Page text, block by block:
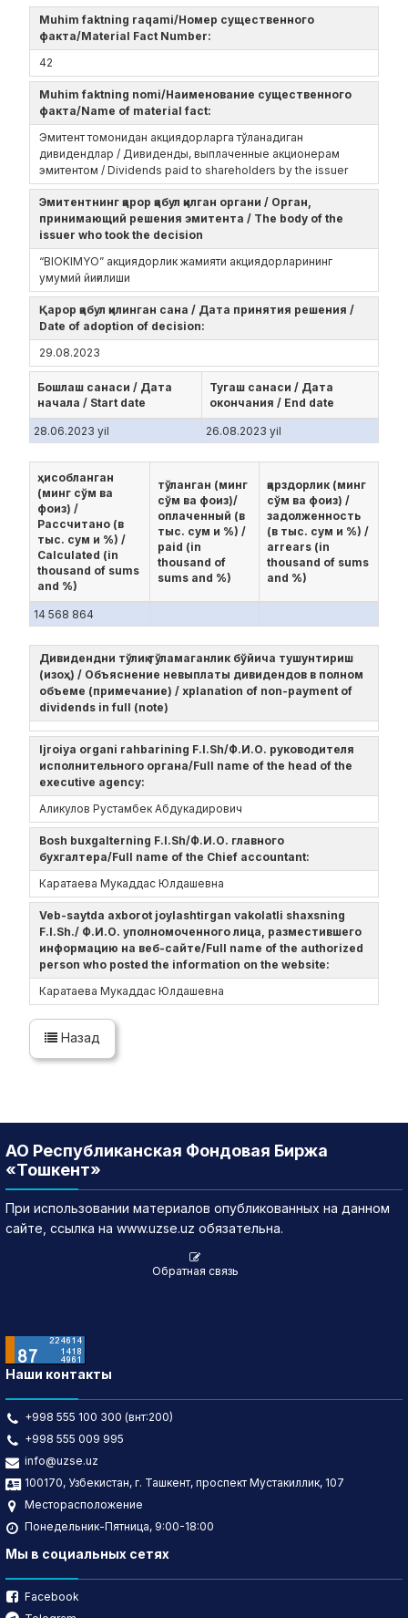
Muhim faktning raqami/Номер существенного
факта/Material Fact Number:
42
Muhim faktning nomi/Наименование существенного
факта/Name of material fact:
Эмитент томонидан акциядорларга тўланадиган
дивидендлар / Дивиденды, выплаченные акционерам
эмитентом / Dividends paid to shareholders by the issuer
Эмитентнинг қарор қабул қилган органи / Орган,
принимающий решения эмитента / The body of the
issuer who took the decision
“BIOKIMYO” акциядорлик жамияти акциядорларининг
умумий йиғилиши
Қарор қабул қилинган сана / Дата принятия решения /
Date of adoption of decision:
29.08.2023
Бошлаш санаси / Дата
начала / Start date
Тугаш санаси / Дата
окончания / End date
28.06.2023 yil 26.08.2023 yil
ҳисобланган
(минг сўм ва
фоиз) /
Рассчитано (в
тыс. сум и %) /
Calculated (in
thousand of sums
and %)
тўланган (минг
сўм ва фоиз)/
оплаченный (в
тыс. сум и %) /
paid (in
thousand of
sums and %)
қарздорлик (минг
сўм ва фоиз) /
задолженность
(в тыс. сум и %) /
arrears (in
thousand of sums
and %)
14 568 864
Дивидендни тўлиқ тўламаганлик бўйича тушунтириш
(изоҳ) / Объяснение невыплаты дивидендов в полном
объеме (примечание) / xplanation of non-payment of
dividends in full (note)
Ijroiya organi rahbarining F.I.Sh/Ф.И.О. руководителя
исполнительного органа/Full name of the head of the
executive agency:
Аликулов Рустамбек Абдукадирович
Bosh buxgalterning F.I.Sh/Ф.И.О. главного
бухгалтера/Full name of the Chief accountant:
Каратаева Мукаддас Юлдашевна
Veb-saytda axborot joylashtirgan vakolatli shaxsning
F.I.Sh./ Ф.И.О. уполномоченного лица, разместившего
информацию на веб-сайте/Full name of the authorized
person who posted the information on the website:
Каратаева Мукаддас Юлдашевна
Назад
АО Республиканская Фондовая Биржа
«Тошкент»
При использовании материалов опубликованных на данном
сайте, ссылка на www.uzse.uz обязательна.
Обратная связь
Наши контакты
+998 555 100 300 (внт:200)
+998 555 009 995
info@uzse.uz
100170, Узбекистан, г. Ташкент, проспект Мустакиллик, 107
Месторасположение
Понедельник-Пятница, 9:00-18:00
Мы в социальных сетях
Facebook